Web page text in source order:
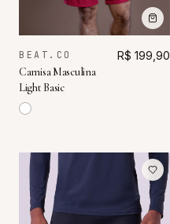
BEAT.CO
Camisa Masculina
Light Basic
R$ 199,90